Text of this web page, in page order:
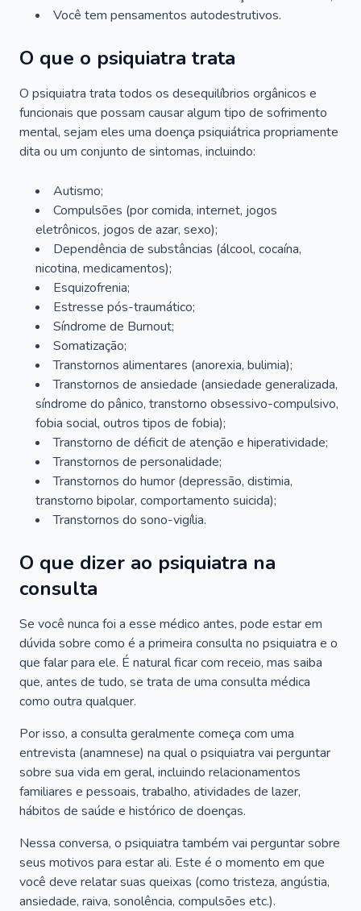
Você tem pensamentos autodestrutivos.
O que o psiquiatra trata
O psiquiatra trata todos os desequilíbrios orgânicos e
funcionais que possam causar algum tipo de sofrimento
mental, sejam eles uma doença psiquiátrica propriamente
dita ou um conjunto de sintomas, incluindo:
Autismo;
Compulsões (por comida, internet, jogos
eletrônicos, jogos de azar, sexo);
Dependência de substâncias (álcool, cocaína,
nicotina, medicamentos);
Esquizofrenia;
Estresse pós-traumático;
Síndrome de Burnout;
Somatização;
Transtornos alimentares (anorexia, bulimia);
Transtornos de ansiedade (ansiedade generalizada,
síndrome do pânico, transtorno obsessivo-compulsivo,
fobia social, outros tipos de fobia);
Transtorno de déficit de atenção e hiperatividade;
Transtornos de personalidade;
Transtornos do humor (depressão, distimia,
transtorno bipolar, comportamento suicida);
Transtornos do sono-vigília.
O que dizer ao psiquiatra na
consulta
Se você nunca foi a esse médico antes, pode estar em
dúvida sobre como é a primeira consulta no psiquiatra e o
que falar para ele. É natural ficar com receio, mas saiba
que, antes de tudo, se trata de uma consulta médica
como outra qualquer.
Por isso, a consulta geralmente começa com uma
entrevista (anamnese) na qual o psiquiatra vai perguntar
sobre sua vida em geral, incluindo relacionamentos
familiares e pessoais, trabalho, atividades de lazer,
hábitos de saúde e histórico de doenças.
Nessa conversa, o psiquiatra também vai perguntar sobre
seus motivos para estar ali. Este é o momento em que
você deve relatar suas queixas (como tristeza, angústia,
ansiedade, raiva, sonolência, compulsões etc.).